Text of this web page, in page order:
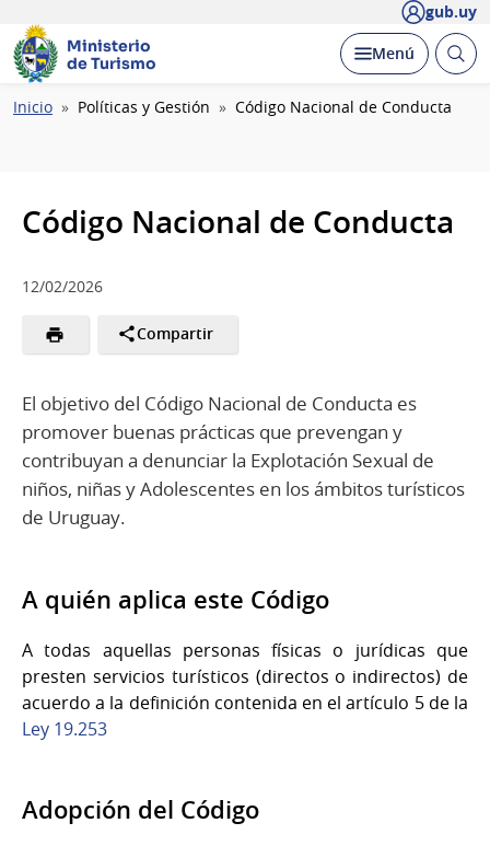
gub.uy
Ministerio
de Turismo
Desplegar
Menú Abrir
Ruta
Inicio Políticas y Gestión Código Nacional de Conducta
Código Nacional de Conducta
12/02/2026
Compartir
El objetivo del Código Nacional de Conducta es
promover buenas prácticas que prevengan y
contribuyan a denunciar la Explotación Sexual de
niños, niñas y Adolescentes en los ámbitos turísticos
de Uruguay.
A quién aplica este Código
A todas aquellas personas físicas o jurídicas que
presten servicios turísticos (directos o indirectos) de
acuerdo a la definición contenida en el artículo 5 de la
Ley 19.253
Adopción del Código